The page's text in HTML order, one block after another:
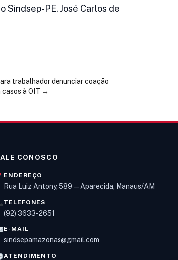
Sindsep-PE, José Carlos de
trabalhador denunciar coação
à OIT →
CONOSCO
ENDEREÇO
Rua Luiz Antony, 589 — Aparecida, Manaus/AM
TELEFONES
(92) 3633-2651
E-MAIL
sindsepamazonas@gmail.com
ATENDIMENTO